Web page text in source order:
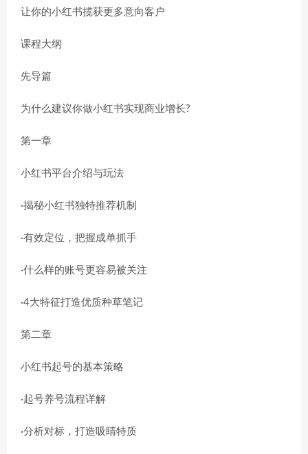
让你的小红书揽获更多意向客户
课程大纲
先导篇
为什么建议你做小红书实现商业增长?
第一章
小红书平台介绍与玩法
·揭秘小红书独特推荐机制
·有效定位，把握成单抓手
·什么样的账号更容易被关注
·4大特征打造优质种草笔记
第二章
小红书起号的基本策略
·起号养号流程详解
·分析对标，打造吸睛特质